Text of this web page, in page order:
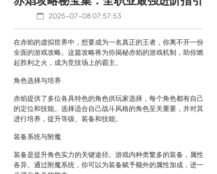
2025-07-08 07:57:53
在赤焰的虚拟世界中，想要成为一名真正的王者，你离不开一份
全面的游戏攻略。这篇攻略将为你揭秘赤焰的游戏机制，助你燃
起胜利之火，成为竞技场上的霸主。
角色选择与培养
赤焰提供了多位各具特色的角色供玩家选择，每个角色都有自己
的定位和技能。选择适合自己战斗风格的角色至关重要，并对其
进行培养，提升等级、装备和技能。
装备系统与附魔
装备是提升角色实力的关键途径。游戏内种类繁多的装备，属性
各异。通过附魔系统，你可以为装备赋予额外的属性加成，进一